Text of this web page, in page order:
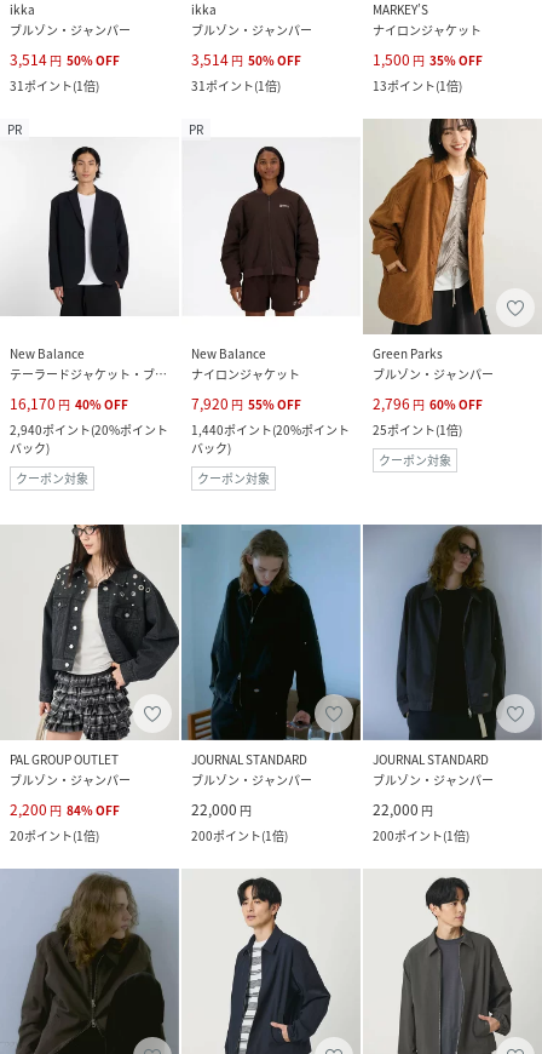
ikka
ブルゾン・ジャンパー
3,514 円 50%OFF
31ポイント(1倍)
ikka
ブルゾン・ジャンパー
3,514 円 50%OFF
31ポイント(1倍)
MARKEY’S
ナイロンジャケット
1,500 円 35%OFF
13ポイント(1倍)
PR
New Balance
テーラードジャケット・ブレザー
16,170 円 40%OFF
2,940ポイント(20%ポイント
バック)
クーポン対象
PR
New Balance
ナイロンジャケット
7,920 円 55%OFF
1,440ポイント(20%ポイント
バック)
クーポン対象
Green Parks
ブルゾン・ジャンパー
2,796 円 60%OFF
25ポイント(1倍)
クーポン対象
PAL GROUP OUTLET
ブルゾン・ジャンパー
2,200 円 84%OFF
20ポイント(1倍)
JOURNAL STANDARD
ブルゾン・ジャンパー
22,000 円
200ポイント(1倍)
JOURNAL STANDARD
ブルゾン・ジャンパー
22,000 円
200ポイント(1倍)